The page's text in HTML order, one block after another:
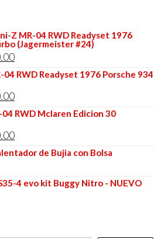
Z MR-04 RWD Readyset 1976
(Jagermeister #24)
El
precio
es:
04 RWD Readyset 1976 Porsche 934
El
precio
es:
$4,600.00.
RWD Mclaren Edicion 30
El
precio
es:
de Bujia con Bolsa
4 evo kit Buggy Nitro - NUEVO